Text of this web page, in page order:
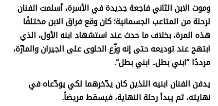
وموت الابن الثاني فاجعة جديدة في الأسرة، أسلمت الفنان
لرحلة من المتاعب الجسمانية؛ كان وقع فراق الابن مختلفًا
هذه المرة، بخلاف ما حدث عند استشهاد ابنه الأول، الذي
ابتهج عند توديعه حتى إنه وزّع الحلوى على الجيران والمارّة،
مرددًا “ابني بطل.. ابني بطل“.
يدفن الفنان ابنيه اللذين كان يدّخرهما لكي يودّعاه في
نهايته، ثم يبدأ رحلة النهاية، فيسقط مريضاً.